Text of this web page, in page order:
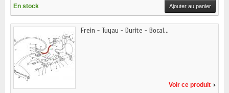
En stock Ajouter au panier
Frein - Tuyau - Durite - Bocal...
Voir ce produit